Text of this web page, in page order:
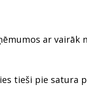
ar vairāk
tieši pie satura